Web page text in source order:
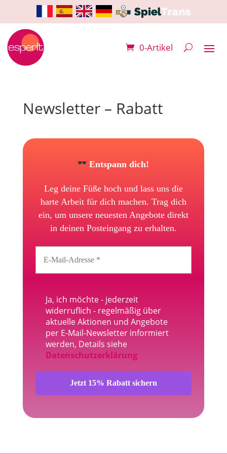
0-Artikel
Newsletter – Rabatt
Entspann dich!
Leg deine Füße hoch und lass uns die
harte Arbeit für dich machen. Trag dich
ein, um unsere neuesten Angebote direkt
in deinen Posteingang zu erhalten.
Ja, ich möchte - jederzeit
widerruflich - regelmäßig über
aktuelle Aktionen und Angebote
per E-Mail-Newsletter informiert
werden, Details siehe
Datenschutzerklärung